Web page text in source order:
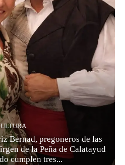
Bernad, pregoneros de las
de la Peña de Calatayud
cumplen tres...